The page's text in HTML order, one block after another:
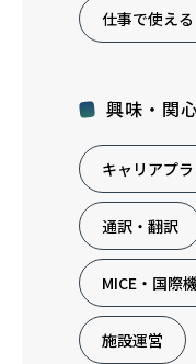
仕事で使え
興味・関
キャリアプ
通訳・翻訳
MICE・国際
施設運営